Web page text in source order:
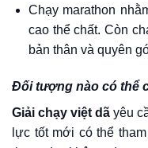
Chạy marathon
cao thể chất. Còn
bản thân và quyên
Đối tượng nào có thể
Giải chạy việt dã yêu
lực tốt mới có thể